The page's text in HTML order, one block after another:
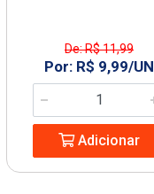
De: R$ 11,99
Por: R$ 9,99/UN
Adicionar